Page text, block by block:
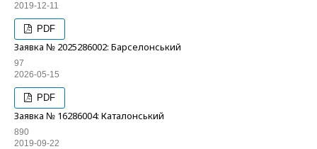
2019-12-11
PDF
Заявка № 2025286002: Барселонський
97
2026-05-15
PDF
Заявка № 16286004: Каталонський
890
2019-09-22